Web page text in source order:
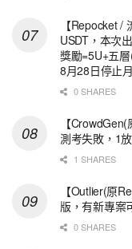
【Repocket
USDT，本次
獎勵=5U+五
8月28日停止
0 SHARES
【
測考失敗，1
1 SHARES
【Outlier(原
版，有新專案
0 SHARES